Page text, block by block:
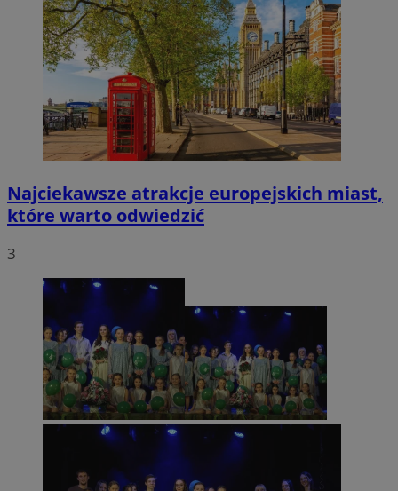
Najciekawsze atrakcje europejskich miast,
które warto odwiedzić
3